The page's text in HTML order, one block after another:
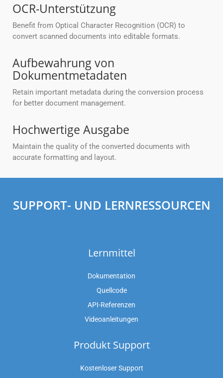
OCR-Unterstützung
Benefit from Optical Character Recognition (OCR) to
convert scanned documents into editable formats.
Aufbewahrung von
Dokumentmetadaten
Retain important metadata during the conversion process
for better document management.
Hochwertige Ausgabe
Maintain the quality of the converted documents with
accurate formatting and layout.
SUPPORT- UND LERNRESSOURCEN
Lernmittel
Dokumentation
Quellcode
API-Referenzen
Videoanleitungen
Produkt Support
Kostenloser Support